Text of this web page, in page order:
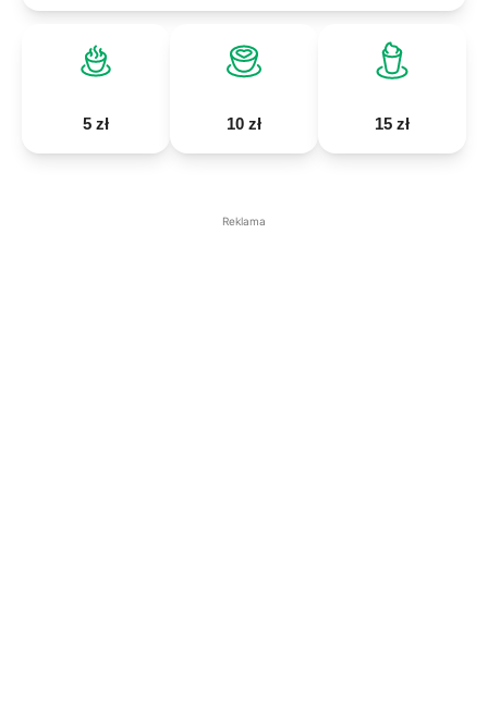
5 zł 10 zł 15 zł
Reklama